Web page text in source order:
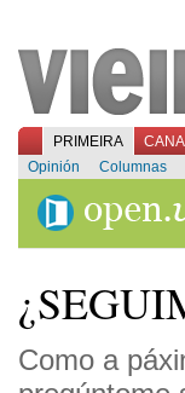
PRIMEIRA
Opinión
Columnas
Como a